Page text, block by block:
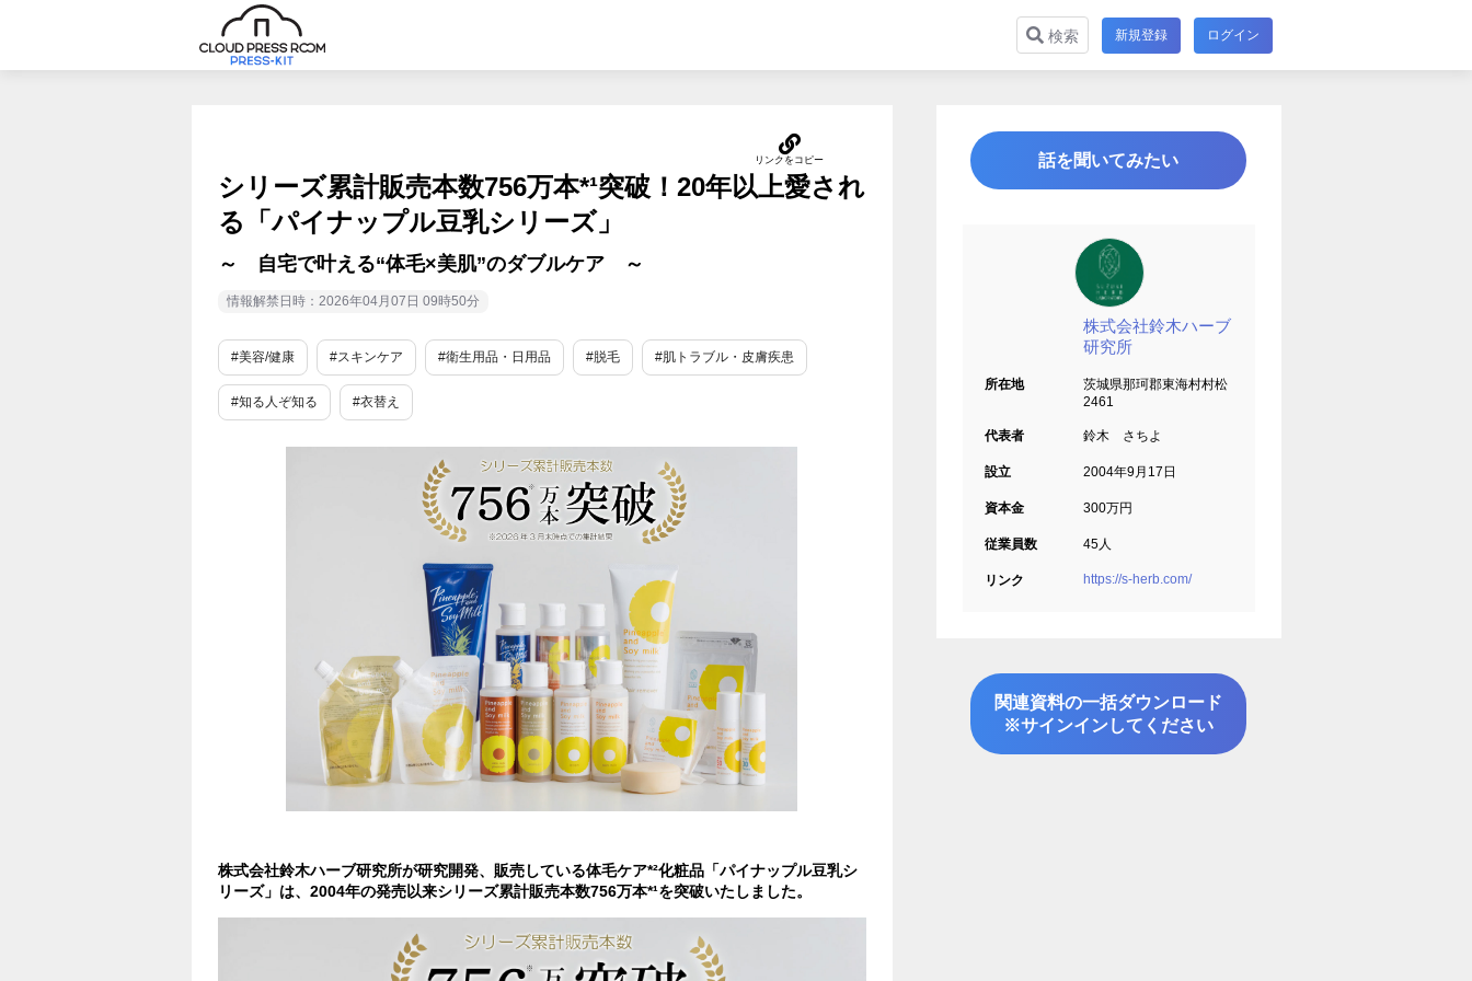
検索 新規登録 ログイン
シリーズ累計販売本数756万本*¹突破！20年以上愛され
る「パイナップル豆乳シリーズ」
～ 自宅で叶える“体毛×美肌”のダブルケア ～
情報解禁日時：2026年04月07日 09時50分
#美容/健康 #スキンケア #衛生用品・日用品 #脱毛 #肌トラブル・皮膚疾患
#知る人ぞ知る #衣替え
株式会社鈴木ハーブ研究所が研究開発、販売している体毛ケア*²化粧品「パイナップル豆乳シ
リーズ」は、2004年の発売以来シリーズ累計販売本数756万本*¹を突破いたしました。
話を聞いてみたい
株式会社鈴木ハーブ
研究所
所在地
茨城県那珂郡東海村村松
2461
代表者 鈴木 さちよ
設立 2004年9月17日
資本金 300万円
従業員数 45人
リンク https://s-herb.com/
関連資料の一括ダウンロード
※サインインしてください